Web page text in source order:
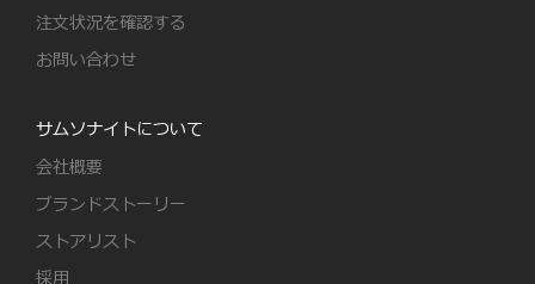
注文状況を確認する
お問い合わせ
サムソナイトについて
会社概要
ブランドストーリー
ストアリスト
採用